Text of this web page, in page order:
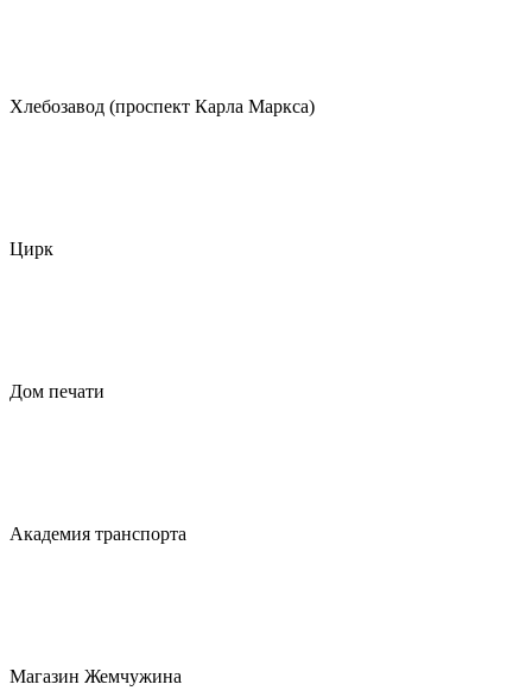
Хлебозавод (проспект Карла Маркса)
Цирк
Дом печати
Академия транспорта
Магазин Жемчужина